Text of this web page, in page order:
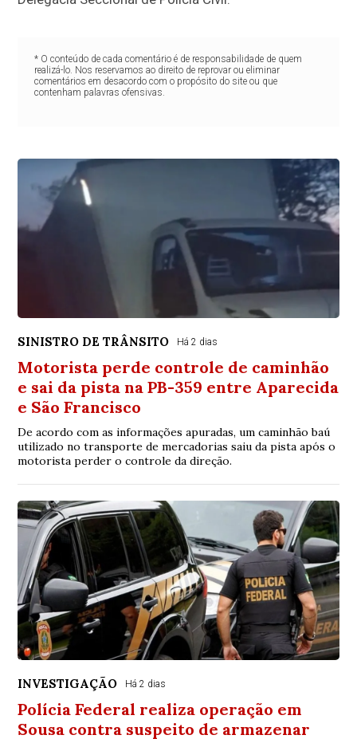
* O conteúdo de cada comentário é de responsabilidade de quem
realizá-lo. Nos reservamos ao direito de reprovar ou eliminar
comentários em desacordo com o propósito do site ou que
contenham palavras ofensivas.
SINISTRO DE TRÂNSITO Há 2 dias
Motorista perde controle de caminhão
e sai da pista na PB-359 entre Aparecida
e São Francisco
De acordo com as informações apuradas, um caminhão baú
utilizado no transporte de mercadorias saiu da pista após o
motorista perder o controle da direção.
INVESTIGAÇÃO Há 2 dias
Polícia Federal realiza operação em
Sousa contra suspeito de armazenar